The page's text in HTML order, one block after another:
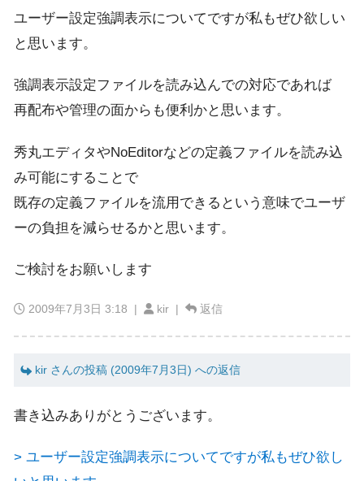
ユーザー設定強調表示についてですが私もぜひ欲しい
と思います。
強調表示設定ファイルを読み込んでの対応であれば
再配布や管理の面からも便利かと思います。
秀丸エディタやNoEditorなどの定義ファイルを読み込
み可能にすることで
既存の定義ファイルを流用できるという意味でユーザ
ーの負担を減らせるかと思います。
ご検討をお願いします
2009年7月3日 3:18 | kir | 返信
kir さんの投稿 (2009年7月3日) への返信
書き込みありがとうございます。
> ユーザー設定強調表示についてですが私もぜひ欲し